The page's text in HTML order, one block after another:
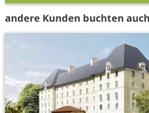
andere Kunden buchten auch